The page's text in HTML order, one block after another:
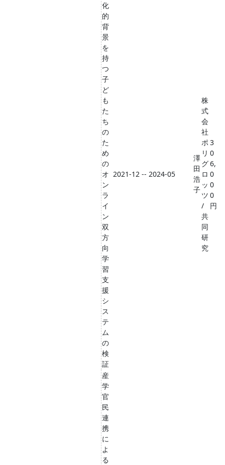
化
的
背
景
を
持
つ
子
ど
も
た
ち
の
た
め
の
オ
ン
ラ
イ
ン
双
方
向
学
習
支
援
シ
ス
テ
ム
の
検
証
2021-12 -- 2024-05
澤
田
浩
子
株
式
会
社
ポ
リ
グ
ロ
ッ
ツ
/
共
同
研
究
3
0
6,
0
0
0
円
産
学
官
民
連
携
に
よ
る